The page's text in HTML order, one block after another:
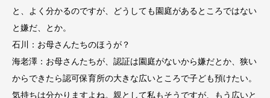
と、よく分かるのですが、どうしても園庭があるところではない
と嫌だ、とか。
石川：お母さんたちのほうが？
海老澤：お母さんたちが、認証は園庭がないから嫌だとか、狭い
からできたら認可保育所の大きな広いところで子ども預けたい。
気持ちは分かりますよね。親として私もそうですが、もう広いと